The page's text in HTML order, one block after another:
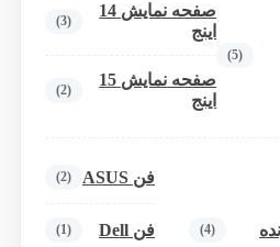
(5)
صفحه نمایش 14
اینج
(3)
صفحه نمایش 15
اینج
(2)
(4)
فن ASUS (2)
فن Dell (1)